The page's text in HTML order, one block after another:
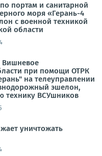
портам и санитарной
моря «Герань-4
с военной техникой
области
Вишневое
при помощи ОТРК
на телеуправлении
эшелон,
технику ВСУшников
уничтожать